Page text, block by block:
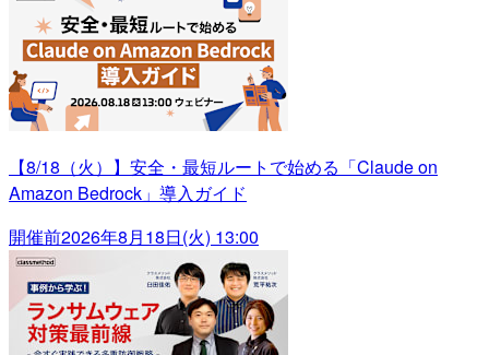
【8/18（火）】安全・最短ルートで始める「Claude on
Amazon Bedrock」導入ガイド
開催前2026年8月18日(火) 13:00